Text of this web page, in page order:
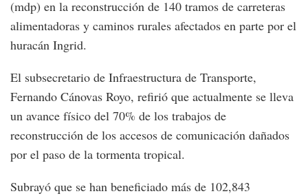
(mdp) en la reconstrucción de 140 tramos de carreteras
alimentadoras y caminos rurales afectados en parte por el
huracán Ingrid.
El subsecretario de Infraestructura de Transporte,
Fernando Cánovas Royo, refirió que actualmente se lleva
un avance físico del 70% de los trabajos de
reconstrucción de los accesos de comunicación dañados
por el paso de la tormenta tropical.
Subrayó que se han beneficiado más de 102,843